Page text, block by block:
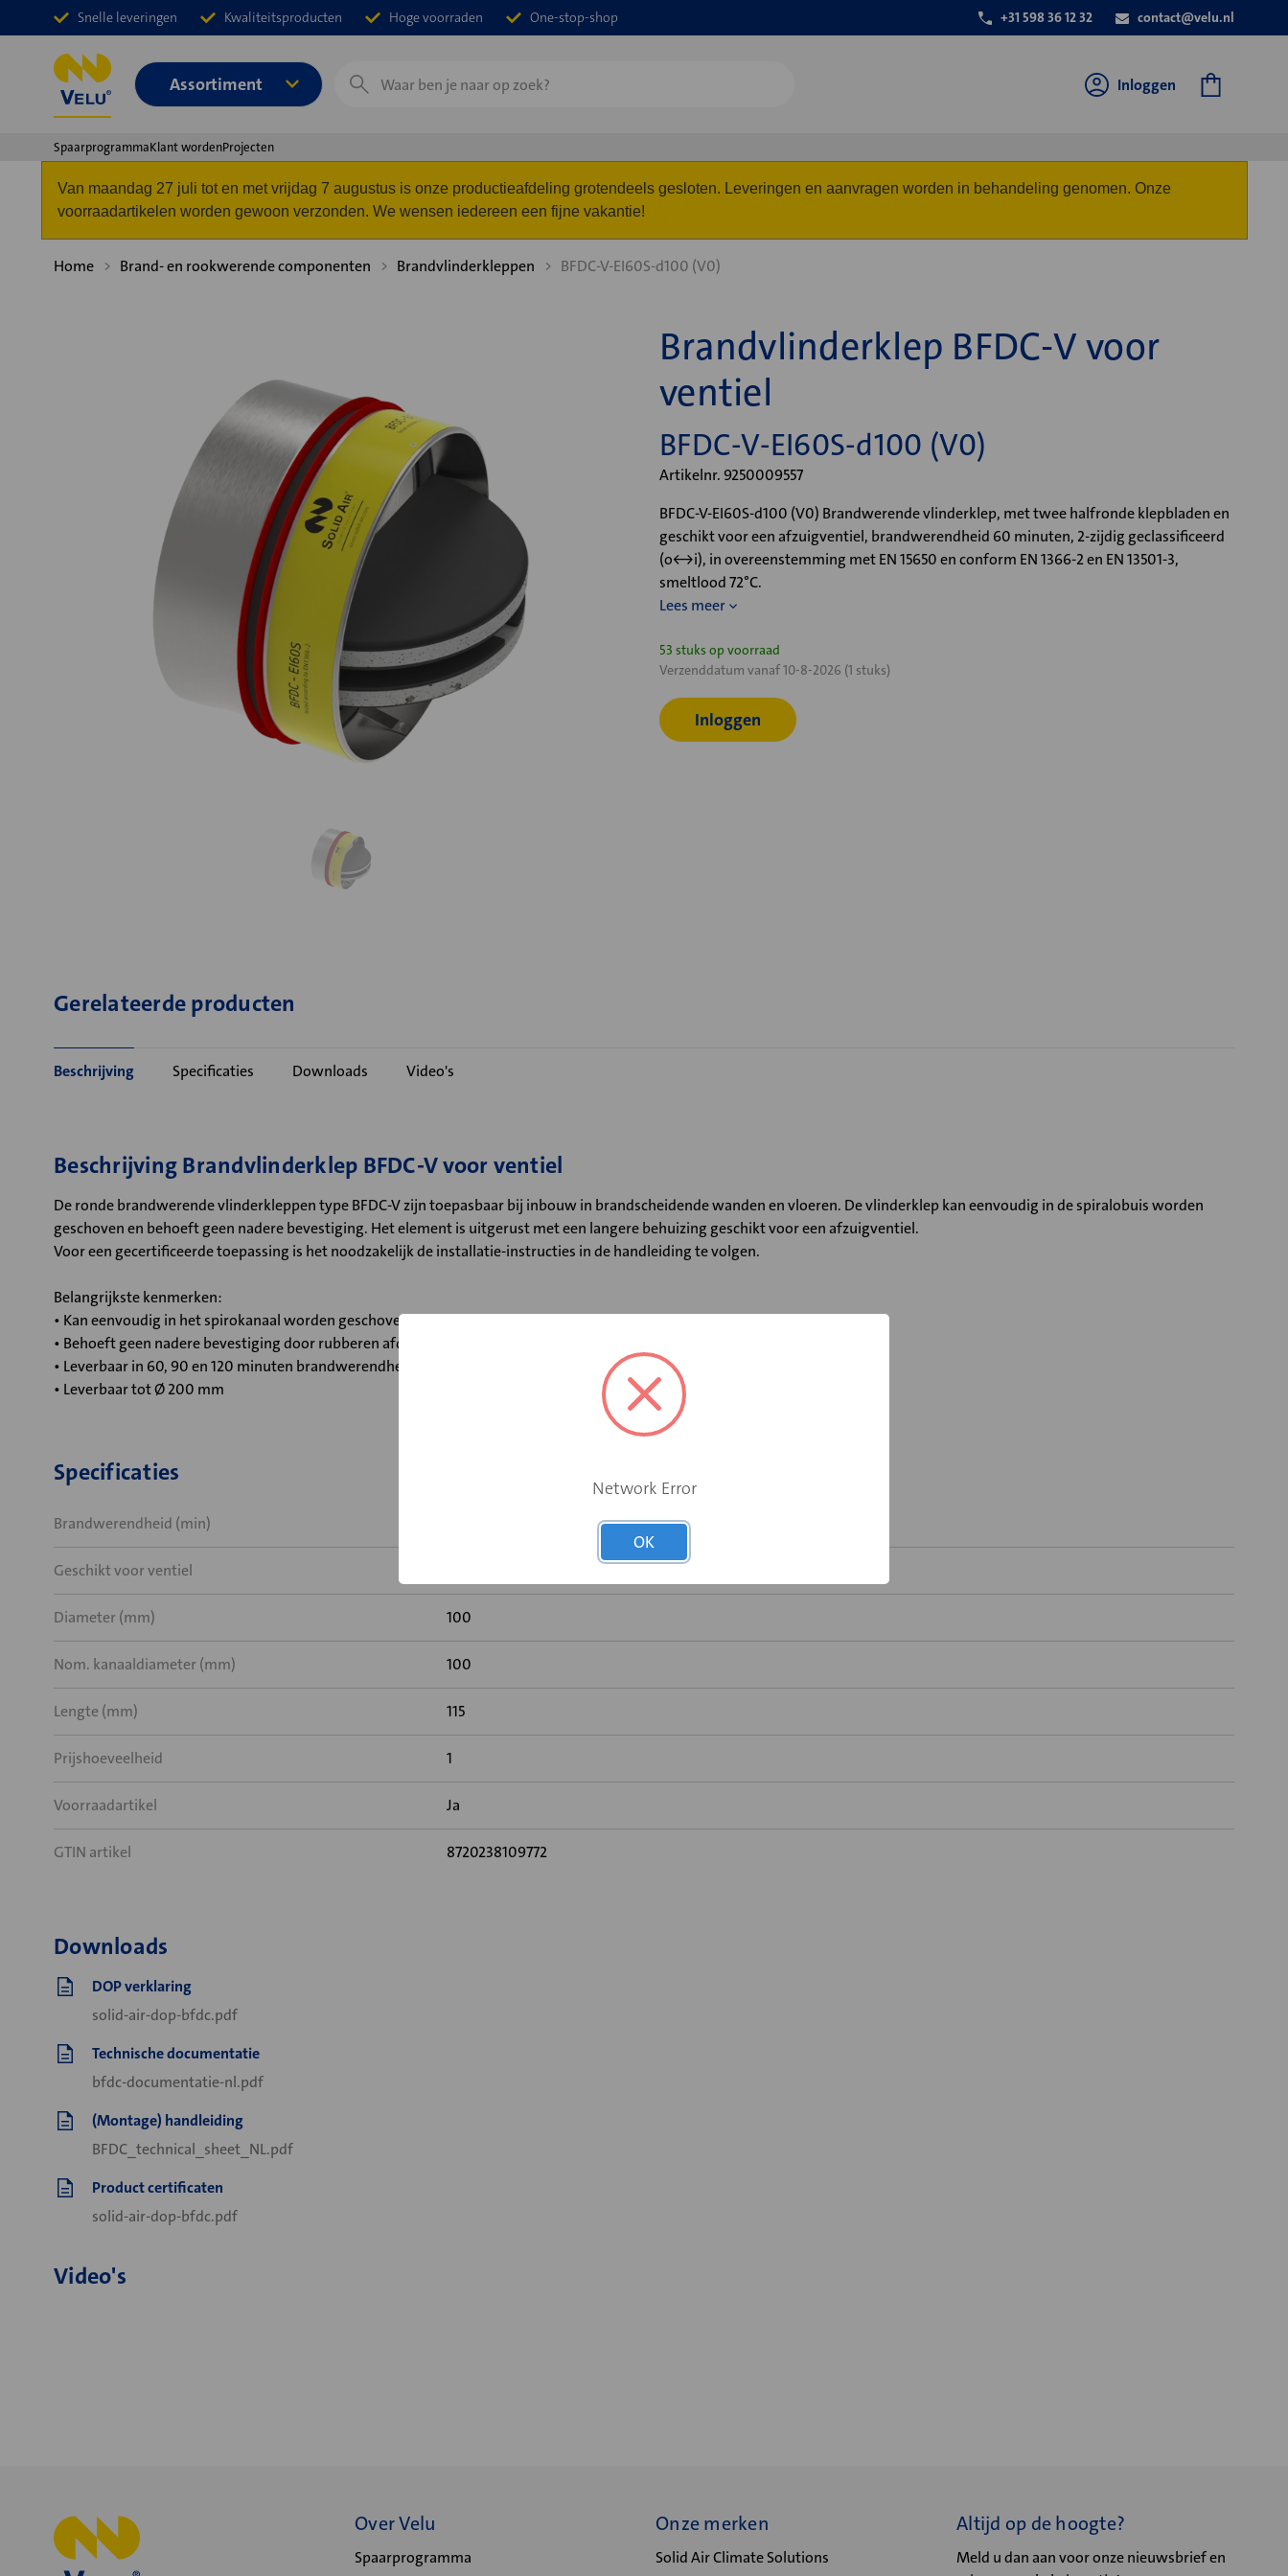
Snelle leveringen Kwaliteitsproducten Hoge voorraden One-stop-shop +31 598 36 12 32 contact@velu.nl
Assortiment
Zoeken
Inloggen
SpaarprogrammaKlant wordenProjecten
Van maandag 27 juli tot en met vrijdag 7 augustus is onze productieafdeling grotendeels gesloten. Leveringen en aanvragen worden in behandeling genomen. Onze
voorraadartikelen worden gewoon verzonden. We wensen iedereen een fijne vakantie!
Home Brand- en rookwerende componenten Brandvlinderkleppen BFDC-V-EI60S-d100 (V0)
Brandvlinderklep BFDC-V voor
ventiel
BFDC-V-EI60S-d100 (V0)
Artikelnr. 9250009557
BFDC-V-EI60S-d100 (V0) Brandwerende vlinderklep, met twee halfronde klepbladen en
geschikt voor een afzuigventiel, brandwerendheid 60 minuten, 2-zijdig geclassificeerd
(o<->i), in overeenstemming met EN 15650 en conform EN 1366-2 en EN 13501-3,
smeltlood 72°C.
Lees meer
Huidige
voorraad:
53 stuks op voorraad
Verzenddatum vanaf 10-8-2026 (1 stuks)
Inloggen
Gerelateerde producten
Beschrijving Specificaties Downloads Video's
Beschrijving Brandvlinderklep BFDC-V voor ventiel
De ronde brandwerende vlinderkleppen type BFDC-V zijn toepasbaar bij inbouw in brandscheidende wanden en vloeren. De vlinderklep kan eenvoudig in de spiralobuis worden
geschoven en behoeft geen nadere bevestiging. Het element is uitgerust met een langere behuizing geschikt voor een afzuigventiel.
Voor een gecertificeerde toepassing is het noodzakelijk de installatie-instructies in de handleiding te volgen.
Belangrijkste kenmerken:
• Kan eenvoudig in het spirokanaal worden geschoven
• Behoeft geen nadere bevestiging door rubberen afdichting
• Leverbaar in 60, 90 en 120 minuten brandwerendheid
• Leverbaar tot Ø 200 mm
Specificaties
Brandwerendheid (min)
Geschikt voor ventiel
Diameter (mm) 100
Nom. kanaaldiameter (mm) 100
Lengte (mm) 115
Prijshoeveelheid 1
Voorraadartikel Ja
GTIN artikel 8720238109772
Downloads
DOP verklaring
solid-air-dop-bfdc.pdf
Technische documentatie
bfdc-documentatie-nl.pdf
(Montage) handleiding
BFDC_technical_sheet_NL.pdf
Product certificaten
solid-air-dop-bfdc.pdf
Video's
Over Velu
Spaarprogramma
Onze merken
Solid Air Climate Solutions
Altijd op de hoogte?
Meld u dan aan voor onze nieuwsbrief en
Network Error
OK